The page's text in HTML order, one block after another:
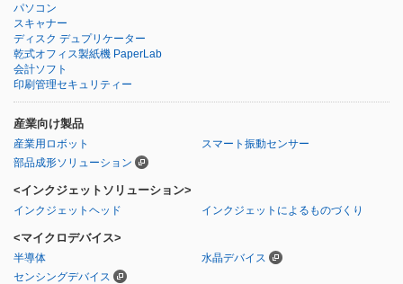
パソコン
スキャナー
ディスク デュプリケーター
乾式オフィス製紙機 PaperLab
会計ソフト
印刷管理セキュリティー
産業向け製品
産業用ロボット
スマート振動センサー
部品成形ソリューション
<インクジェットソリューション>
インクジェットヘッド インクジェットによるものづくり
<マイクロデバイス>
半導体
水晶デバイス
センシングデバイス